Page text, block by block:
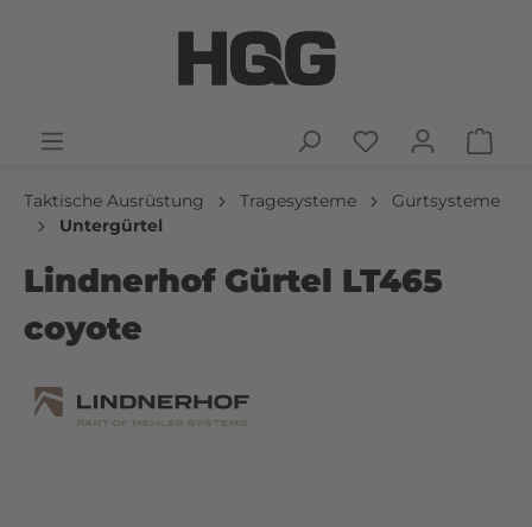
Taktische Ausrüstung Tragesysteme
Gurtsysteme
Untergürtel
Lindnerhof Gürtel LT465
coyote